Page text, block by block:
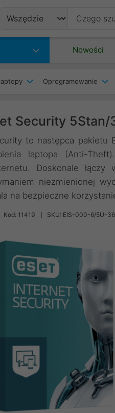
Nowości
Oprogramowanie
Security
to następca pakietu
laptopa (Anti-
Doskonale
niezmienionej
na bezpieczne
Kod: 11419 SKU: EIS-000-6/5U-